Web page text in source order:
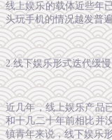
线上娱乐的载体近些年
头玩手机的情况越发普
2.线下娱乐形式迭代缓
近几年，线上娱乐产品
和十几二十年前相比并
镇青年来说，线下娱乐